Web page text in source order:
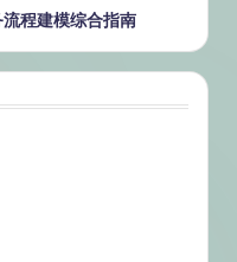
程建模综合指南